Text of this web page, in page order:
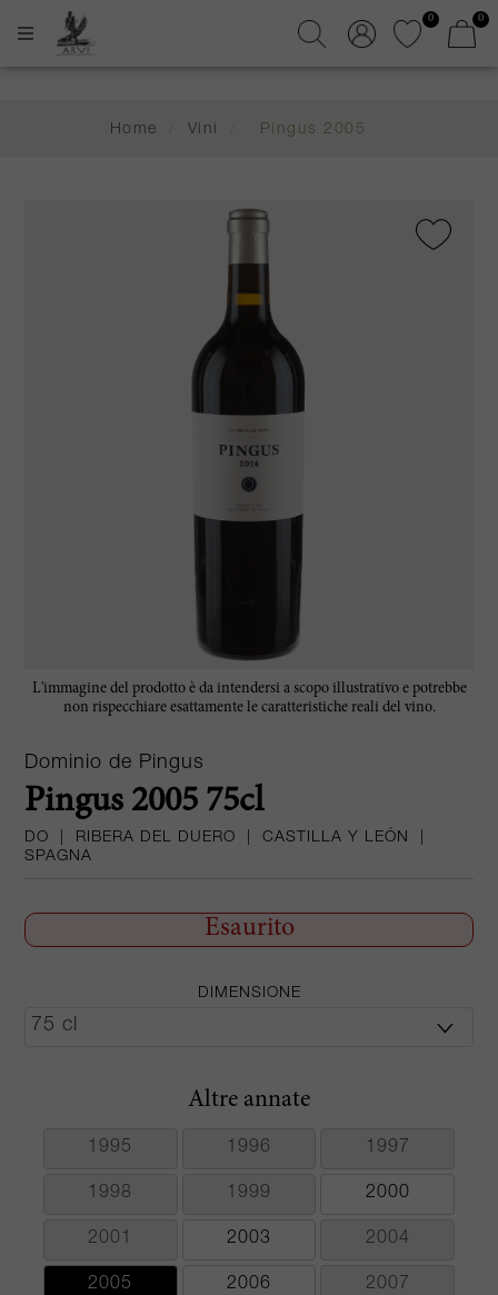
0 0
Home Vini Pingus 2005
L'immagine del prodotto è da intendersi a scopo illustrativo e potrebbe
non rispecchiare esattamente le caratteristiche reali del vino.
Dominio de Pingus
Pingus 2005 75cl
DO RIBERA DEL DUERO CASTILLA Y LEÓN
SPAGNA
Esaurito
DIMENSIONE
Altre annate
1995 1996 1997
1998 1999 2000
2001 2003 2004
2005 2006 2007